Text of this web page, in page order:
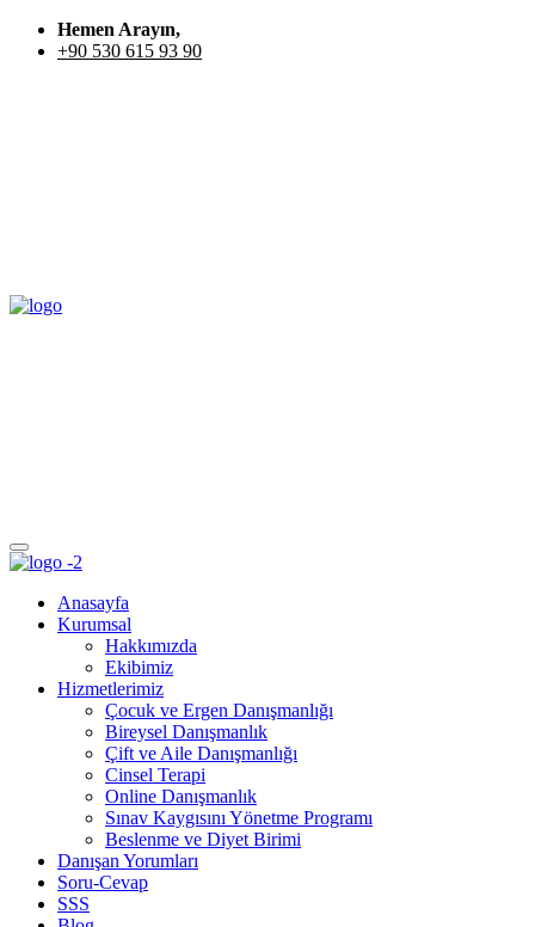
Hemen Arayın,
+90 530 615 93 90
Anasayfa
Kurumsal
Hakkımızda
Ekibimiz
Hizmetlerimiz
Çocuk ve Ergen Danışmanlığı
Bireysel Danışmanlık
Çift ve Aile Danışmanlığı
Cinsel Terapi
Online Danışmanlık
Sınav Kaygısını Yönetme Programı
Beslenme ve Diyet Birimi
Danışan Yorumları
Soru-Cevap
SSS